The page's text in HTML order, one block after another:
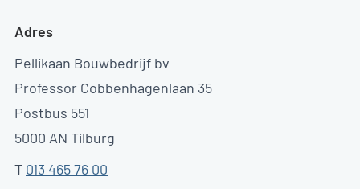
Adres
Pellikaan Bouwbedrijf bv
Professor Cobbenhagenlaan 35
Postbus 551
5000 AN Tilburg
T 013 465 76 00